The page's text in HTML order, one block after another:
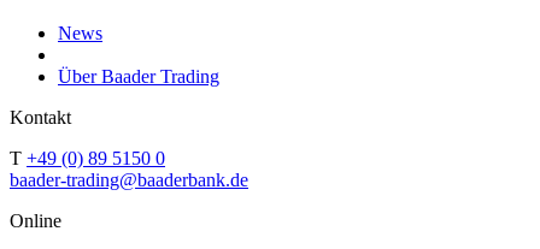
News
Über Baader Trading
Kontakt
T +49 (0) 89 5150 0
baader-trading@baaderbank.de
Online